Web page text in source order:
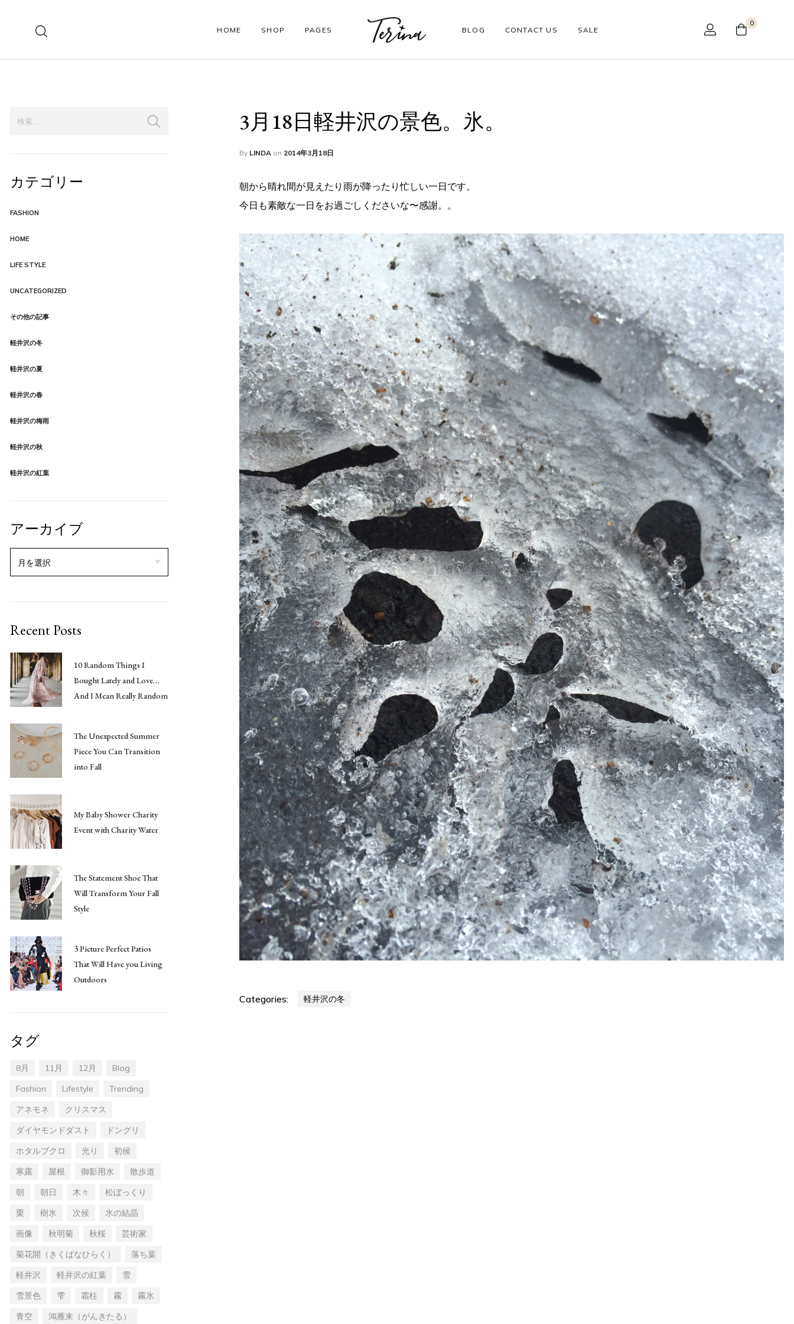
HOME SHOP
Shop Left Sidebar
Shop Fullwidth
Shop Lookbook
Product Style 01 Order Tracking
My account
Shopping Cart
Wishlist
PAGES BLOG CONTACT US SALE
0
カテゴリー
FASHION
HOME
LIFE STYLE
UNCATEGORIZED
その他の記事
軽井沢の冬
軽井沢の夏
軽井沢の春
軽井沢の梅雨
軽井沢の秋
軽井沢の紅葉
アーカイブ
Recent Posts
10 Random Things I
Bought Lately and Love…
And I Mean Really Random
The Unexpected Summer
Piece You Can Transition
into Fall
My Baby Shower Charity
Event with Charity Water
The Statement Shoe That
Will Transform Your Fall
Style
3 Picture Perfect Patios
That Will Have you Living
Outdoors
タグ
8月 11月 12月
Blog
Fashion
Lifestyle
Trending
アネモネ
クリスマス
ダイヤモンドダスト
ドングリ
ホタルブクロ
光り
初候
寒露
屋根 御影用水
散歩道
朝
朝日 木々
松ぼっくり
栗
樹氷 次候
氷の結晶
画像
秋明菊 秋桜
芸術家
菊花開（きくばなひらく）
落ち葉
軽井沢
軽井沢の紅葉
雪
雪景色
雫 霜柱 霧
霧氷
青空
鴻雁来（がんきたる）
3月18日軽井沢の景色。氷。
By LINDA on 2014年3月18日
朝から晴れ間が見えたり雨が降ったり忙しい一日です。
今日も素敵な一日をお過ごしくださいな〜感謝。。
Categories: 軽井沢の冬